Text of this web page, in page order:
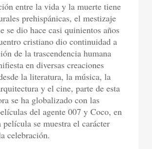
entre la vida y la muerte tiene
prehispánicas, el mestizaje
se dio hace casi quinientos años
cristiano dio continuidad a
de la trascendencia humana
en diversas creaciones
la literatura, la música, la
y el cine, parte de esta
se ha globalizado con las
del agente 007 y Coco, en
película se muestra el carácter
celebración.